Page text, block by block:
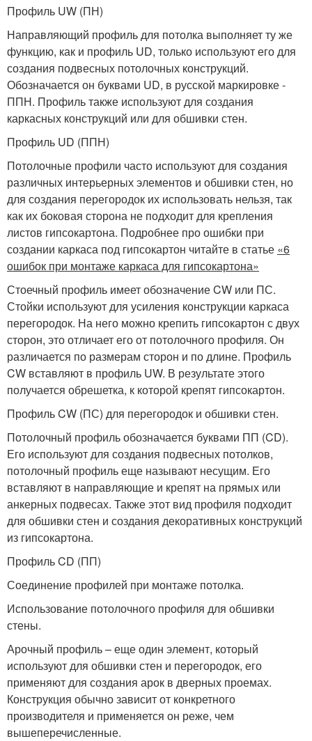
Профиль UW (ПН)
Направляющий профиль для потолка выполняет ту же
функцию, как и профиль UD, только используют его для
создания подвесных потолочных конструкций.
Обозначается он буквами UD, в русской маркировке -
ППН. Профиль также используют для создания
каркасных конструкций или для обшивки стен.
Профиль UD (ППН)
Потолочные профили часто используют для создания
различных интерьерных элементов и обшивки стен, но
для создания перегородок их использовать нельзя, так
как их боковая сторона не подходит для крепления
листов гипсокартона. Подробнее про ошибки при
создании каркаса под гипсокартон читайте в статье «6
ошибок при монтаже каркаса для гипсокартона»
Стоечный профиль имеет обозначение CW или ПС.
Стойки используют для усиления конструкции каркаса
перегородок. На него можно крепить гипсокартон с двух
сторон, это отличает его от потолочного профиля. Он
различается по размерам сторон и по длине. Профиль
CW вставляют в профиль UW. В результате этого
получается обрешетка, к которой крепят гипсокартон.
Профиль CW (ПС) для перегородок и обшивки стен.
Потолочный профиль обозначается буквами ПП (CD).
Его используют для создания подвесных потолков,
потолочный профиль еще называют несущим. Его
вставляют в направляющие и крепят на прямых или
анкерных подвесах. Также этот вид профиля подходит
для обшивки стен и создания декоративных конструкций
из гипсокартона.
Профиль CD (ПП)
Соединение профилей при монтаже потолка.
Использование потолочного профиля для обшивки
стены.
Арочный профиль – еще один элемент, который
используют для обшивки стен и перегородок, его
применяют для создания арок в дверных проемах.
Конструкция обычно зависит от конкретного
производителя и применяется он реже, чем
вышеперечисленные.